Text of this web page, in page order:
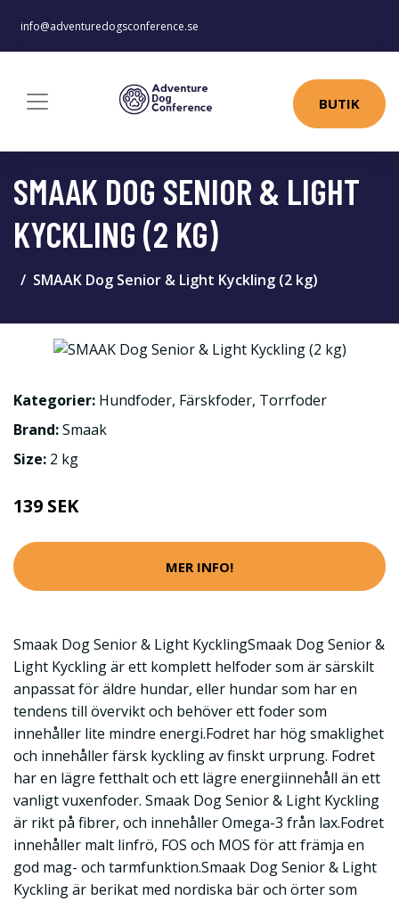
info@adventuredogsconference.se
BUTIK
SMAAK DOG SENIOR & LIGHT
KYCKLING (2 KG)
SMAAK Dog Senior & Light Kyckling (2 kg)
Kategorier: Hundfoder, Färskfoder, Torrfoder
Brand:Smaak
Size: 2 kg
139 SEK
MER INFO!
Smaak Dog Senior & Light KycklingSmaak Dog Senior &
Light Kyckling är ett komplett helfoder som är särskilt
anpassat för äldre hundar, eller hundar som har en
tendens till övervikt och behöver ett foder som
innehåller lite mindre energi.Fodret har hög smaklighet
och innehåller färsk kyckling av finskt urprung. Fodret
har en lägre fetthalt och ett lägre energiinnehåll än ett
vanligt vuxenfoder. Smaak Dog Senior & Light Kyckling
är rikt på fibrer, och innehåller Omega-3 från lax.Fodret
innehåller malt linfrö, FOS och MOS för att främja en
god mag- och tarmfunktion.Smaak Dog Senior & Light
Kyckling är berikat med nordiska bär och örter som